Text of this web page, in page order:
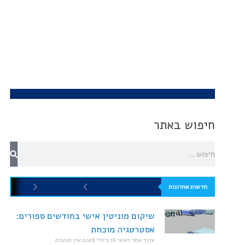
חיפוש באתר
חדשות אחרונות
שיקום מוניטין אישי בחודשים ספורים:
אסטרטגיה מוכחת
עורך אתר ראשי16 ביולי 2026 אין תגובות